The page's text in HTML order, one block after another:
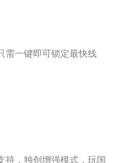
需一键即可锁定最快线
持，独创增强模式，玩国